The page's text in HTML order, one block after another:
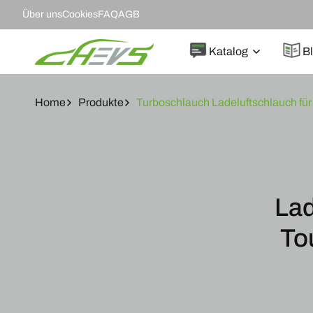
ZUM
INHALT
Über unsCookiesFAQAGB
Katalog
Home Produkte Turboschlauch Ladeluftschlauch